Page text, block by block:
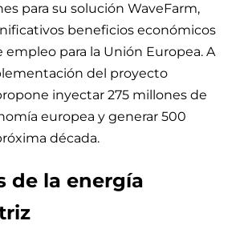
para su solución WaveFarm,
beneficios económicos
empleo para la Unión Europea. A
del proyecto
inyectar 275 millones de
europea y generar 500
década.
de la energía